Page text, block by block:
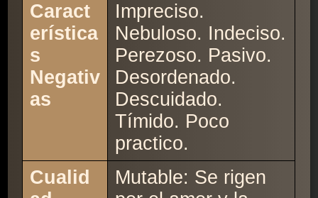
Caract
erística
s
Negativ
as
Impreciso.
Nebuloso. Indeciso.
Perezoso. Pasivo.
Desordenado.
Descuidado.
Tímido. Poco
practico.
Cualid
Mutable: Se rigen